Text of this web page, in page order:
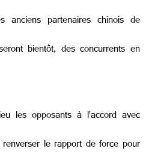
anciens partenaires chinois de
bientôt, des concurrents en
les opposants à l’accord avec
le rapport de force pour